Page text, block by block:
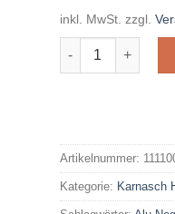
inkl. MwSt. zzgl.
Karnasch HM-
Artikelnummer:
Kategorie: Karnasch